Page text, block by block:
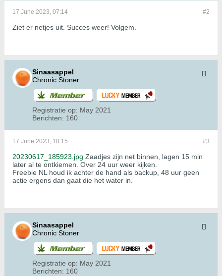
#2
17 June 2023, 07:14
Ziet er netjes uit. Succes weer! Volgem.
Sinaasappel
Chronic Stoner
Registratie op: May 2021
Berichten: 160
#3
17 June 2023, 18:15
20230617_185923.jpg Zaadjes zijn net binnen, lagen 15 min
later al te ontkiemen. Over 24 uur weer kijken.
Freebie NL houd ik achter de hand als backup, 48 uur geen
actie ergens dan gaat die het water in.
Sinaasappel
Chronic Stoner
Registratie op: May 2021
Berichten: 160